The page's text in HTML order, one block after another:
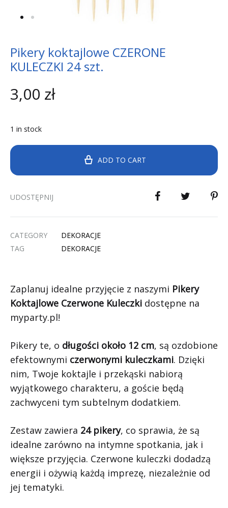
Pikery koktajlowe CZERONE
KULECZKI 24 szt.
3,00 zł
1 in stock
ADD TO CART
UDOSTĘPNIJ
CATEGORY
DEKORACJE
TAG
DEKORACJE
Zaplanuj idealne przyjęcie z naszymi Pikery
Koktajlowe Czerwone Kuleczki dostępne na
myparty.pl!
Pikery te, o długości około 12 cm, są ozdobione
efektownymi czerwonymi kuleczkami. Dzięki
nim, Twoje koktajle i przekąski nabiorą
wyjątkowego charakteru, a goście będą
zachwyceni tym subtelnym dodatkiem.
Zestaw zawiera 24 pikery, co sprawia, że są
idealne zarówno na intymne spotkania, jak i
większe przyjęcia. Czerwone kuleczki dodadzą
energii i ożywią każdą imprezę, niezależnie od
jej tematyki.